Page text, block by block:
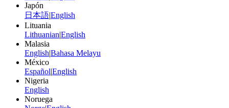
Japón
日本語|English
Lituania
Lithuanian|English
Malasia
English|Bahasa Melayu
México
Español|English
Nigeria
English
Noruega